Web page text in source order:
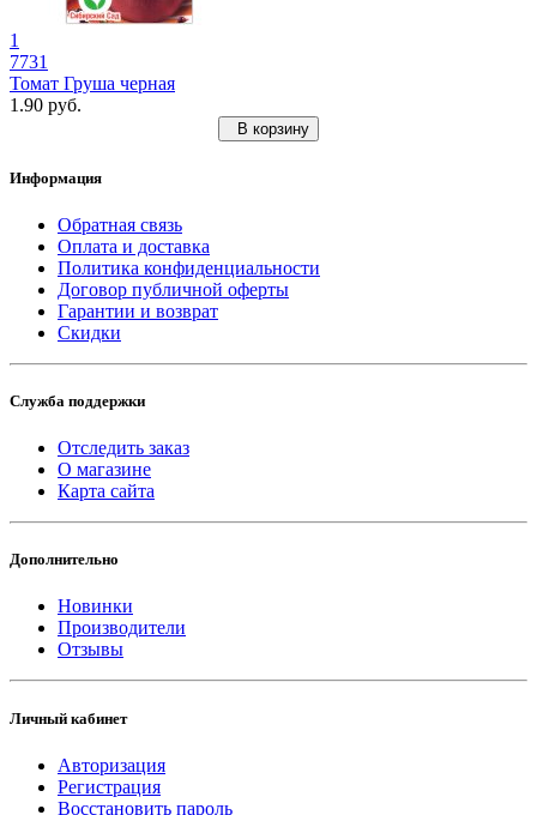
1
7731
Томат Груша черная
1.90 руб.
В корзину
Информация
Обратная связь
Оплата и доставка
Политика конфиденциальности
Договор публичной оферты
Гарантии и возврат
Скидки
Служба поддержки
Отследить заказ
О магазине
Карта сайта
Дополнительно
Новинки
Производители
Отзывы
Личный кабинет
Авторизация
Регистрация
Восстановить пароль